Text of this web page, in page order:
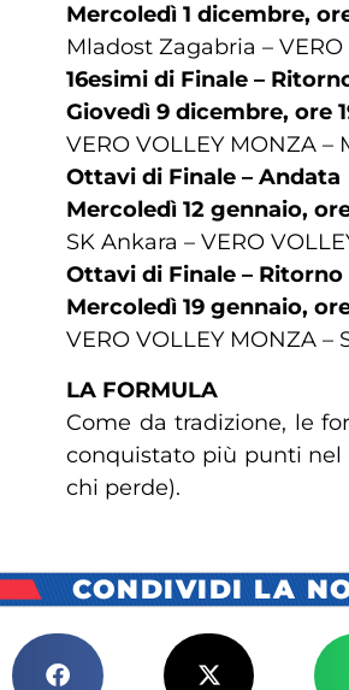
Mercoledì 1 dicembre,
Mladost Zagabria – VERO
16esimi di Finale –
Giovedì 9 dicembre, ore
VERO VOLLEY MONZA –
Ottavi di Finale – Andata
Mercoledì 12 gennaio,
SK Ankara – VERO
Ottavi di Finale – Ritorno
Mercoledì 19 gennaio,
VERO VOLLEY MONZA –
LA FORMULA
Come da tradizione, le
conquistato più punti nel
chi perde).
CONDIVIDI LA